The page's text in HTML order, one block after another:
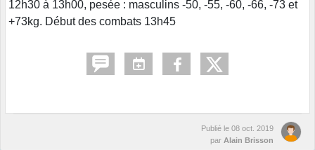
12h30 à 13h00, pesée : masculins -50, -55, -60, -66, -73 et
+73kg. Début des combats 13h45
Publié le 08 oct. 2019
par Alain Brisson